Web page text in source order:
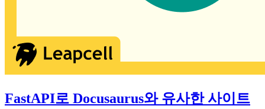
FastAPI로 Docusaurus와 유사한 사이트